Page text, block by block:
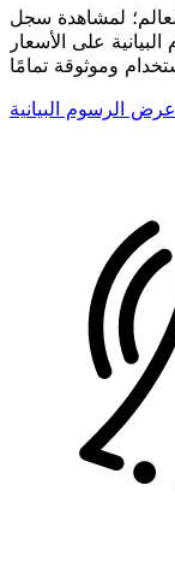
لمشاهدة سجل
على الأسعار
عرض الرسوم البيانية